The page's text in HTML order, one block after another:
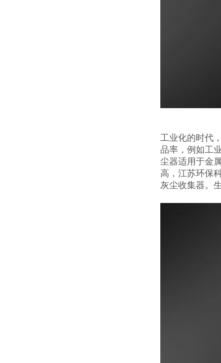
工业化的时代
品率，例如工
尘器适用于金
高，江苏环保
灰尘收集器。